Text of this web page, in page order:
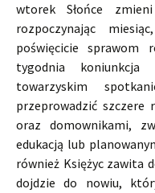
wtorek Słońce
rozpoczynając
poświęcicie sprawom
tygodnia
towarzyskim
przeprowadzić szczere
oraz domownikami,
edukacją lub
również Księżyc zawita
dojdzie do nowiu,